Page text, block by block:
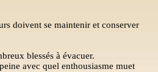
doivent se maintenir et conserver
blessés à évacuer.
avec quel enthousiasme muet